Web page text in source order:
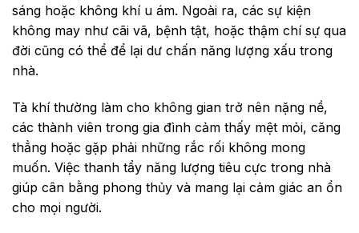
sáng hoặc không khí u ám. Ngoài ra, các sự kiện
không may như cãi vã, bệnh tật, hoặc thậm chí sự qua
đời cũng có thể để lại dư chấn năng lượng xấu trong
nhà.
Tà khí thường làm cho không gian trở nên nặng nề,
các thành viên trong gia đình cảm thấy mệt mỏi, căng
thẳng hoặc gặp phải những rắc rối không mong
muốn. Việc thanh tẩy năng lượng tiêu cực trong nhà
giúp cân bằng phong thủy và mang lại cảm giác an ổn
cho mọi người.